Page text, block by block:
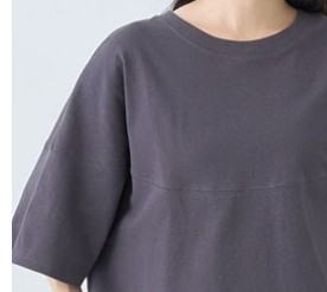
1.本服務係由「台灣大哥大股份有限公司」（
用戶於交易時，得透過本服務購買商品或服務
買賣價金債權讓與本公司後，依約使用本公司
2.基於同意付款使用「大哥付你分期」之契約
資料（包含姓名、電話或地址）提供予台灣大
由本公司與您本人進行分期帳單所需資料之確
3.完整用戶服務條款，請詳閱以下連結：
ATM／網路銀行／等多元方式進行付款，方視為
※ 請注意：結帳手續完成當下不需立刻繳費，
購買商品的店家。未經商家同意取消之訂單仍
後付繳納相關費用。
※ 交易是否成功請以「AFTEE先享後付 」之結
是否繳費成功／繳費後需取消欲退款等相關疑
客戶支援中心」https://
【注意事項】
１．透過由恩沛科技股份有限公司提供之「
易，需依本服務之必要範圍內提供個人資料，
權轉讓予恩沛科技股份有限公司。
２．關於個人資料處理事宜，請瀏覽以下網址：
https://aftee.tw/terms/#terms3
萊爾富取貨付款
每筆NT$60，滿NT$888(含以上)免運費
萊爾富純取貨
每筆NT$60，滿NT$888(含以上)免運費
7-11取貨付款
每筆NT$60，滿NT$888(含以上)免運費
7-11純取貨
每筆NT$60，滿NT$888(含以上)免運費